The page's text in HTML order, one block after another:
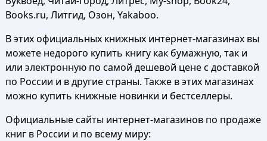
Books.ru, Литгид, Озон, Yakaboo.
В этих официальных книжных интернет-магазинах вы
можете недорого купить книгу как бумажную, так и
или электронную по самой дешевой цене с доставкой
по России и в другие страны. Также в этих магазинах
можно купить книжные новинки и бестселлеры.
Официальные сайты интернет-магазинов по продаже
книг в России и по всему миру: